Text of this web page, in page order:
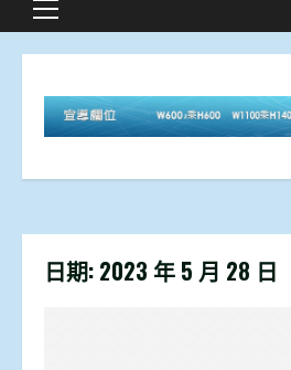
Primary
日期: 2023 年 5 月 28 日